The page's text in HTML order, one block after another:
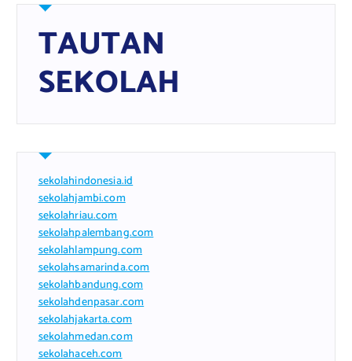
TAUTAN
SEKOLAH
sekolahindonesia.id
sekolahjambi.com
sekolahriau.com
sekolahpalembang.com
sekolahlampung.com
sekolahsamarinda.com
sekolahbandung.com
sekolahdenpasar.com
sekolahjakarta.com
sekolahmedan.com
sekolahaceh.com